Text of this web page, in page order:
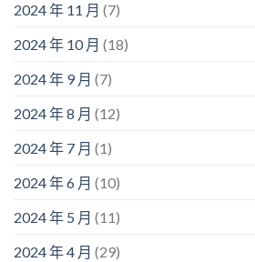
2024 年 11 月 (7)
2024 年 10 月 (18)
2024 年 9 月 (7)
2024 年 8 月 (12)
2024 年 7 月 (1)
2024 年 6 月 (10)
2024 年 5 月 (11)
2024 年 4 月 (29)